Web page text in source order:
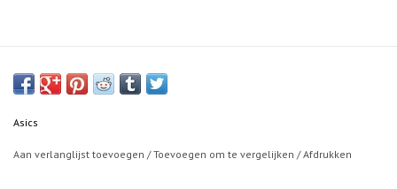
Asics
Aan verlanglijst toevoegen /Toevoegen om te vergelijken /Afdrukken